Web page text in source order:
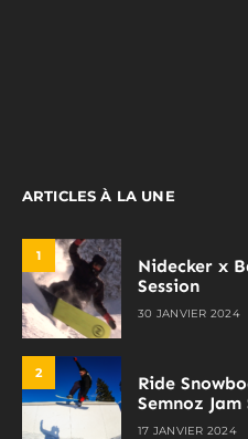
ARTICLES À LA UNE
1
Nidecker x
Session
30 JANVIER 2024
2
Ride
Semnoz Jam
17 JANVIER 2024